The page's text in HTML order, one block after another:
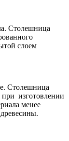
Столешница
слоем
Столешница
изготовлении
менее